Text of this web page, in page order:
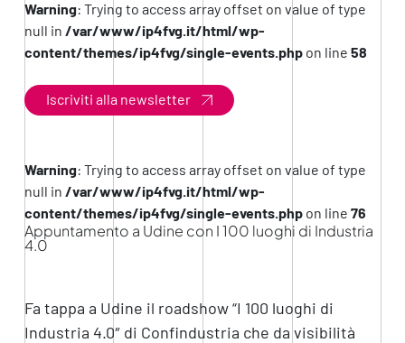
Warning: Trying to access array offset on value of type
null in /var/www/ip4fvg.it/html/wp-
content/themes/ip4fvg/single-events.phpon line 58
Iscriviti alla newsletter
Warning: Trying to access array offset on value of type
null in /var/www/ip4fvg.it/html/wp-
content/themes/ip4fvg/single-events.phpon line 76
Appuntamento a Udine con I 100 luoghi di Industria
4.0
Fa tappa a Udine il roadshow “I 100 luoghi di
Industria 4.0″ di Confindustria che da visibilità